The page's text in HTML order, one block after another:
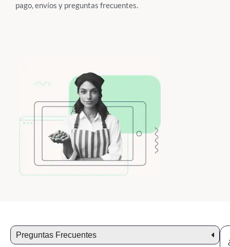
pago, envíos y preguntas frecuentes.
Curso Alergias Alimentarias
Preguntas Frecuentes